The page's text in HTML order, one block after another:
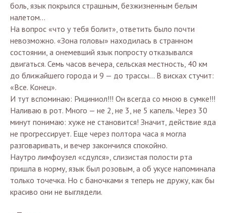
боль, язык покрылся страшным, безжизненным белым
налетом…
На вопрос «что у тебя болит», ответить было почти
невозможно. «Зона головы» находилась в странном
состоянии, а онемевший язык попросту отказывался
двигаться. Семь часов вечера, сельская местность, 40 км
до ближайшего города и 9 — до трассы… В висках стучит:
«Все. Конец».
И тут вспоминаю: Рициниол!!! Он всегда со мною в сумке!!!
Наливаю в рот. Много — не 2, не 3, не 5 капель. Через 30
минут понимаю: хуже не становится! Значит, действие яда
не прогрессирует. Еще через полтора часа я могла
разговаривать, и вечер закончился спокойно.
Наутро лимфоузел «сдулся», слизистая полости рта
пришла в норму, язык был розовым, а об укусе напоминала
только точечка. Но с баночками я теперь не дружу, как бы
красиво они не выглядели.